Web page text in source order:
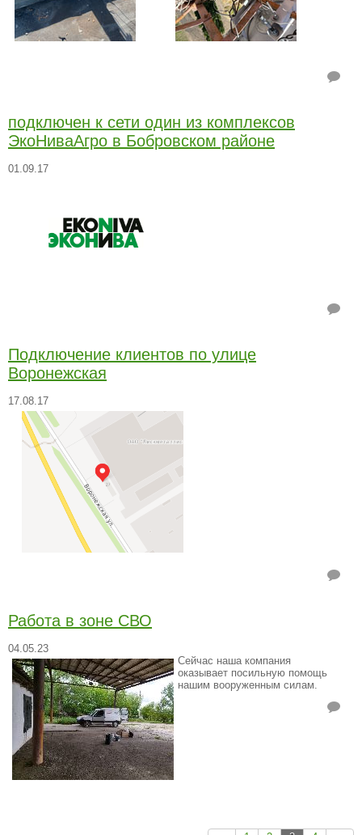
подключен к сети один из комплексов
ЭкоНиваАгро в Бобровском районе
01.09.17
Подключение клиентов по улице
Воронежская
17.08.17
Работа в зоне СВО
04.05.23
Сейчас наша компания
оказывает посильную помощь
нашим вооруженным силам.